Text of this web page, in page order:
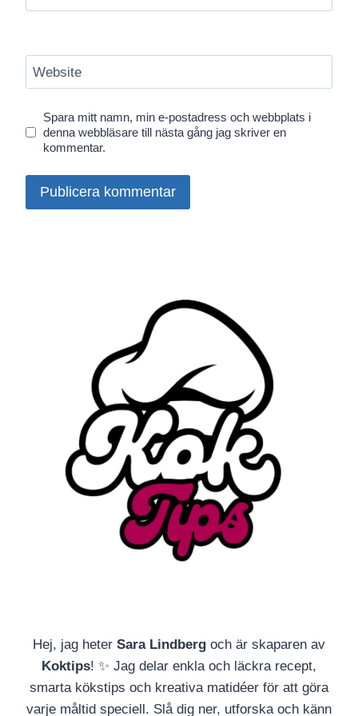
Website
Spara mitt namn, min e-postadress och webbplats i
denna webbläsare till nästa gång jag skriver en
kommentar.
Hej, jag heter Sara Lindberg och är skaparen av
Koktips! ✨ Jag delar enkla och läckra recept,
smarta kökstips och kreativa matidéer för att göra
varje måltid speciell. Slå dig ner, utforska och känn